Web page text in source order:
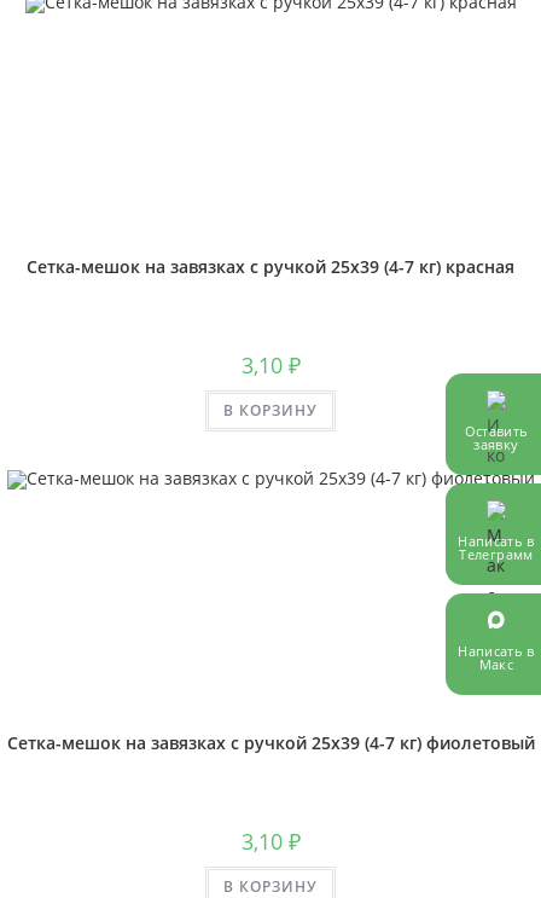
Сетка-мешок на завязках с ручкой 25х39 (4-7 кг) красная
3,10 ₽
В КОРЗИНУ
Сетка-мешок на завязках с ручкой 25х39 (4-7 кг) фиолетовый
3,10 ₽
В КОРЗИНУ
Оставить
заявку
Написать в
Телеграмм
Написать в
Макс